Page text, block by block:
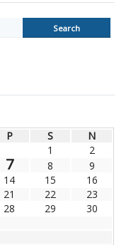
P S N
1
2
7 8
9
14 15
16
21 22
23
28 29
30